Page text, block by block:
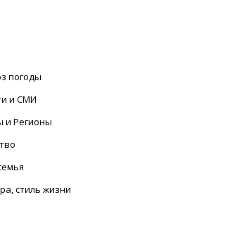
погоды
и СМИ
и Регионы
стиль жизни